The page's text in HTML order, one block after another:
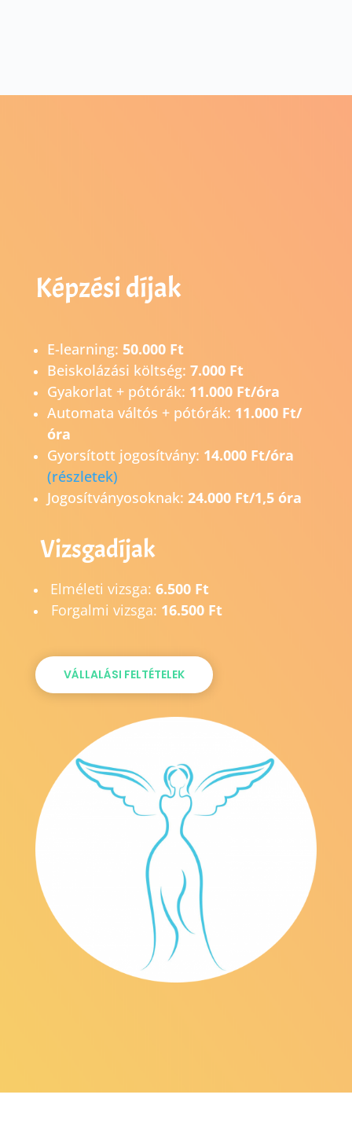
Képzési díjak
E-learning: 50.000 Ft
Beiskolázási költség: 7.000 Ft
Gyakorlat + pótórák: 11.000 Ft/óra
Automata váltós + pótórák: 11.000 Ft/
óra
Gyorsított jogosítvány: 14.000 Ft/óra
(részletek)
Jogosítványosoknak: 24.000 Ft/1,5 óra
Vizsgadíjak
Elméleti vizsga: 6.500 Ft
Forgalmi vizsga: 16.500 Ft
VÁLLALÁSI FELTÉTELEK